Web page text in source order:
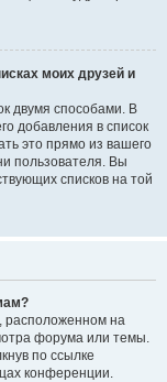
моих друзей и
двумя способами. В
добавления в список
это прямо из вашего
пользователя. Вы
списков на той
расположенном на
форума или темы.
по ссылке
конференции.